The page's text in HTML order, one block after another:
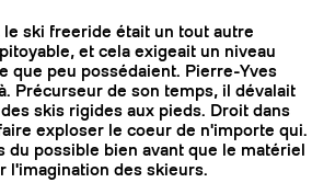
ski freeride était un tout autre
et cela exigeait un niveau
que peu possédaient. Pierre-Yves
Précurseur de son temps, il dévalait
skis rigides aux pieds. Droit dans
exploser le coeur de n'importe qui.
du possible bien avant que le matériel
l'imagination des skieurs.